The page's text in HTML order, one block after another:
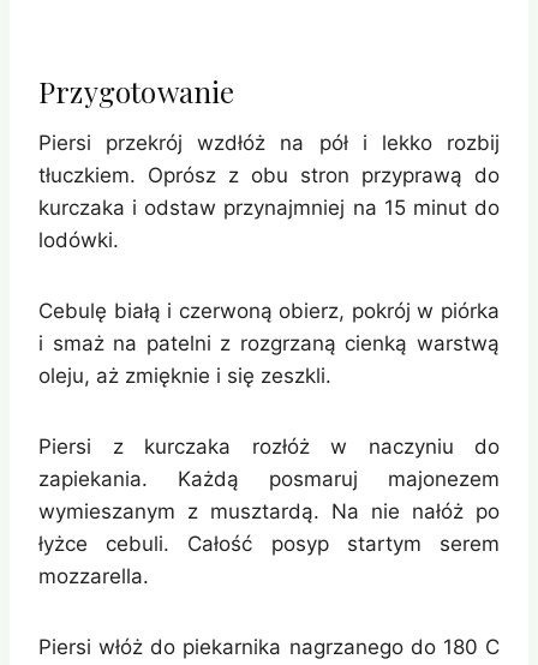
Przygotowanie
Piersi przekrój wzdłóż na pół i lekko rozbij
tłuczkiem. Oprósz z obu stron przyprawą do
kurczaka i odstaw przynajmniej na 15 minut do
lodówki.
Cebulę białą i czerwoną obierz, pokrój w piórka
i smaż na patelni z rozgrzaną cienką warstwą
oleju, aż zmięknie i się zeszkli.
Piersi z kurczaka rozłóż w naczyniu do
zapiekania. Każdą posmaruj majonezem
wymieszanym z musztardą. Na nie nałóż po
łyżce cebuli. Całość posyp startym serem
mozzarella.
Piersi włóż do piekarnika nagrzanego do 180 C